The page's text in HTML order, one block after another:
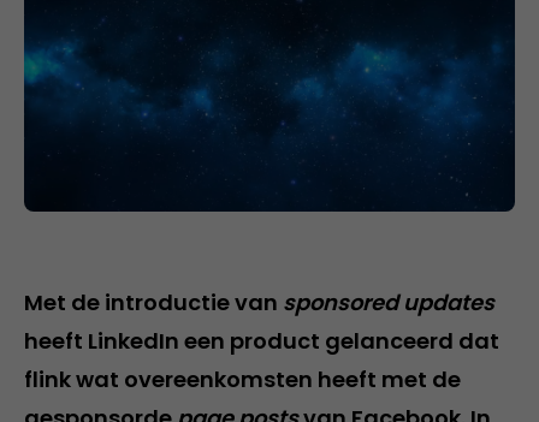
Met de introductie van sponsored updates
heeft LinkedIn een product gelanceerd dat
flink wat overeenkomsten heeft met de